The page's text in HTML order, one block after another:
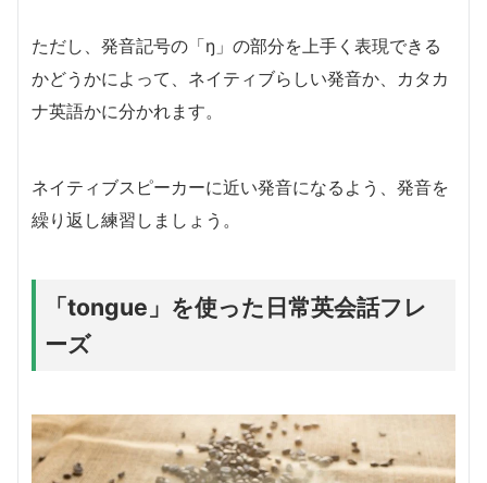
ただし、発音記号の「ŋ」の部分を上手く表現できる
かどうかによって、ネイティブらしい発音か、カタカ
ナ英語かに分かれます。
ネイティブスピーカーに近い発音になるよう、発音を
繰り返し練習しましょう。
「tongue」を使った日常英会話フレ
ーズ